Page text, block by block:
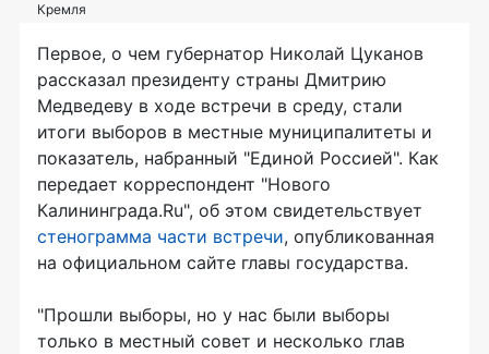
Кремля
Первое, о чем губернатор Николай Цуканов
рассказал президенту страны Дмитрию
Медведеву в ходе встречи в среду, стали
итоги выборов в местные муниципалитеты и
показатель, набранный "Единой Россией". Как
передает корреспондент "Нового
Калининграда.Ru", об этом свидетельствует
стенограмма части встречи, опубликованная
на официальном сайте главы государства.
"Прошли выборы, но у нас были выборы
только в местный совет и несколько глав